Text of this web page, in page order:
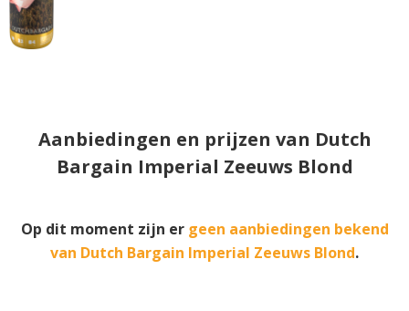
Aanbiedingen en prijzen van Dutch
Bargain Imperial Zeeuws Blond
Op dit moment zijn er geen aanbiedingen bekend
van Dutch Bargain Imperial Zeeuws Blond.